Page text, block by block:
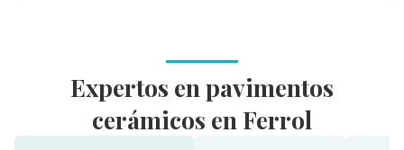
Expertos en pavimentos
cerámicos en Ferrol